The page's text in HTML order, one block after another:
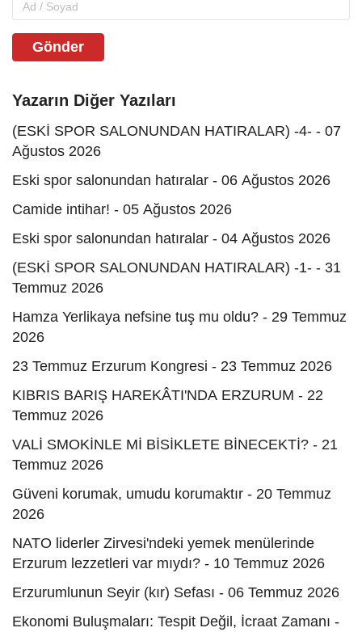
Gönder
Yazarın Diğer Yazıları
(ESKİ SPOR SALONUNDAN HATIRALAR) -4- - 07
Ağustos 2026
Eski spor salonundan hatıralar - 06 Ağustos 2026
Camide intihar! - 05 Ağustos 2026
Eski spor salonundan hatıralar - 04 Ağustos 2026
(ESKİ SPOR SALONUNDAN HATIRALAR) -1- - 31
Temmuz 2026
Hamza Yerlikaya nefsine tuş mu oldu? - 29 Temmuz
2026
23 Temmuz Erzurum Kongresi - 23 Temmuz 2026
KIBRIS BARIŞ HAREKÂTI'NDA ERZURUM - 22
Temmuz 2026
VALİ SMOKİNLE Mİ BİSİKLETE BİNECEKTİ? - 21
Temmuz 2026
Güveni korumak, umudu korumaktır - 20 Temmuz
2026
NATO liderler Zirvesi'ndeki yemek menülerinde
Erzurum lezzetleri var mıydı? - 10 Temmuz 2026
Erzurumlunun Seyir (kır) Sefası - 06 Temmuz 2026
Ekonomi Buluşmaları: Tespit Değil, İcraat Zamanı -